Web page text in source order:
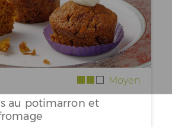
Moyen
au potimarron et